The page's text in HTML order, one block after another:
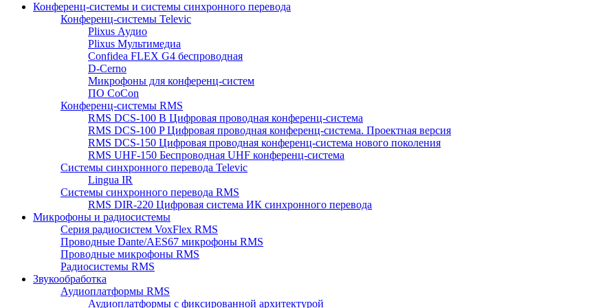
Конференц-системы и системы синхронного перевода
Конференц-системы Televic
Plixus Аудио
Plixus Мультимедиа
Confidea FLEX G4 беспроводная
D-Cerno
Микрофоны для конференц-систем
ПО CoCon
Конференц-системы RMS
RMS DCS-100 B Цифровая проводная конференц-система
RMS DCS-100 P Цифровая проводная конференц-система. Проектная версия
RMS DCS-150 Цифровая проводная конференц-система нового поколения
RMS UHF-150 Беспроводная UHF конференц-система
Системы синхронного перевода Televic
Lingua IR
Системы синхронного перевода RMS
RMS DIR-220 Цифровая система ИК синхронного перевода
Микрофоны и радиосистемы
Серия радиосистем VoxFlex RMS
Проводные Dante/AES67 микрофоны RMS
Проводные микрофоны RMS
Радиосистемы RMS
Звукообработка
Аудиоплатформы RMS
Аудиоплатформы с фиксированной архитектурой